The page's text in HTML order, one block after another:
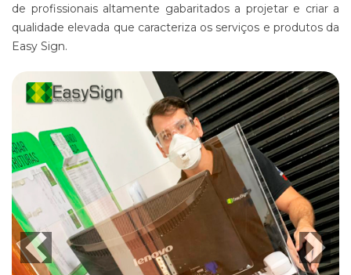
PROPAGANDA
PRODUTO
PROMOCIONAL
EVENTOS
E
EMPRESAS
PRODUTO
PROMOCIONAL
PARA
PONTO
DE
VENDA
PDV
ESTAMPARIA
DE
de profissionais altamente gabaritados a projetar e criar a
qualidade elevada que caracteriza os serviços e produtos da
Easy Sign.
Previous
Voltar para o slide anterior Next
Ir